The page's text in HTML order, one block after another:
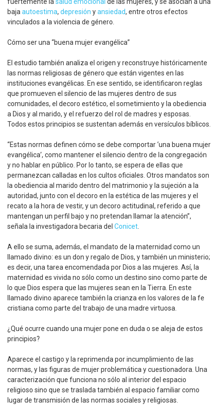
baja autoestima, depresión yansiedad, entre otros efectos
vinculados a la violencia de género.
Cómo ser una “buena mujer evangélica”
El estudio también analiza el origen y reconstruye históricamente
las normas religiosas de género que están vigentes en las
instituciones evangélicas. En ese sentido, se identificaron reglas
que promueven el silencio de las mujeres dentro de sus
comunidades, el decoro estético, el sometimiento y la obediencia
a Dios y al marido, y el refuerzo del rol de madres y esposas.
Todos estos principios se sustentan además en versículos bíblicos.
“Estas normas definen cómo se debe comportar ‘una buena mujer
evangélica’, como mantener el silencio dentro de la congregación
y no hablar en público. Por lo tanto, se espera de ellas que
permanezcan calladas en los cultos oficiales. Otros mandatos son
la obediencia al marido dentro del matrimonio y la sujeción a la
autoridad, junto con el decoro en la estética de las mujeres y el
recato a la hora de vestir, y un decoro actitudinal, referido a que
mantengan un perfil bajo y no pretendan llamar la atención”,
señala la investigadora becaria del Conicet
A ello se suma, además, el mandato de la maternidad como un
llamado divino: es un don y regalo de Dios, y también un ministerio;
es decir, una tarea encomendada por Dios a las mujeres. Así, la
maternidad es vivida no sólo como un destino sino como parte de
lo que Dios espera que las mujeres sean en la Tierra. En este
llamado divino aparece también la crianza en los valores de la fe
cristiana como parte del trabajo de una madre virtuosa.
¿Qué ocurre cuando una mujer pone en duda o se aleja de estos
principios?
Aparece el castigo y la reprimenda por incumplimiento de las
normas, y las figuras de mujer problemática y cuestionadora. Una
caracterización que funciona no sólo al interior del espacio
religioso sino que se traslada también al espacio familiar como
lugar de transmisión de las normas sociales y religiosas.